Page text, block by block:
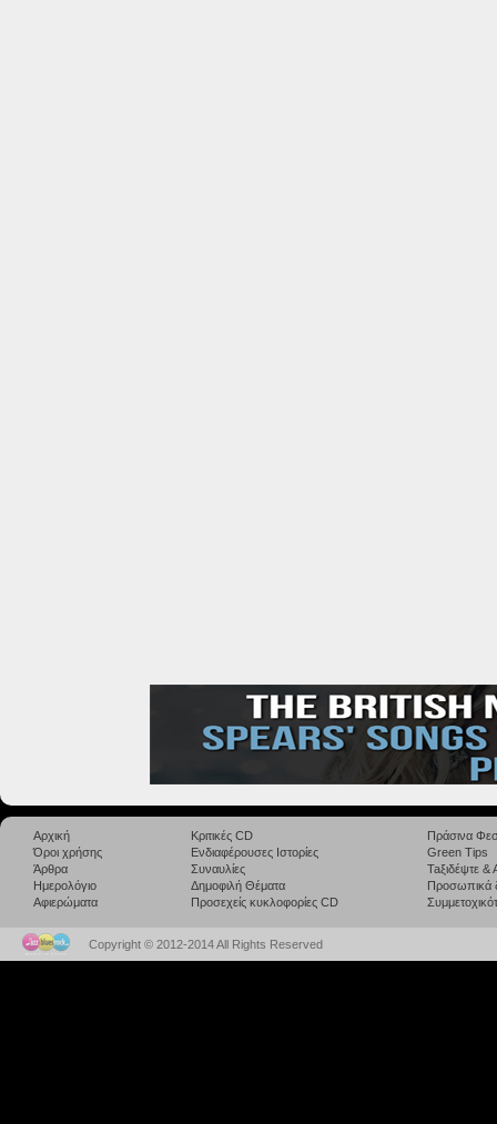
Αρχική
Όροι χρήσης
Άρθρα
Ημερολόγιο
Αφιερώματα
Κριτικές CD
Ενδιαφέρουσες Ιστορίες
Συναυλίες
Δημοφιλή Θέματα
Προσεχείς κυκλοφορίες CD
Πράσινα
Green Tips
Taξιδέψτε
Προσωπικά
Copyright © 2012-2014 All Rights Reserved